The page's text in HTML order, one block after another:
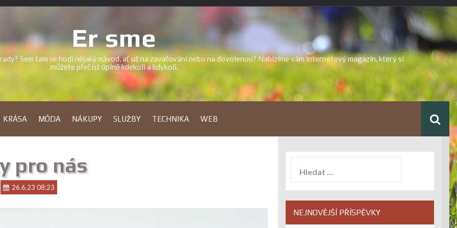
Er sme
Sem tam se hodí nějaký návod, ať už na zavařování nebo na dovolenou? Nabízíme vám internetový magazín, který si
můžete přečíst úplně kdekoli a kdykoli.
KRÁSA MÓDA NÁKUPY SLUŽBY TECHNIKA WEB
pro nás
26.6.23 08:23
NEJNOVĚJŠÍ PŘÍSPĚVKY